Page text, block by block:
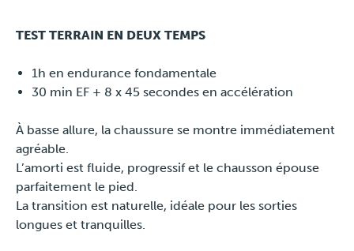
Presse
TEST TERRAIN EN DEUX TEMPS
1h en endurance fondamentale
30 min EF + 8 x 45 secondes en accélération
À basse allure, la chaussure se montre immédiatement
agréable.
L’amorti est fluide, progressif et le chausson épouse
parfaitement le pied.
La transition est naturelle, idéale pour les sorties
longues et tranquilles.